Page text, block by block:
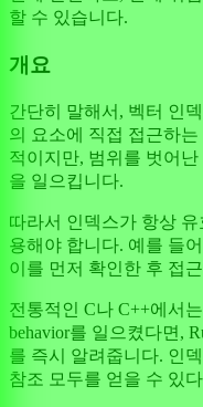
할 수 있습니다.
개요
간단히 말해서, 벡터 인
의 요소에 직접 접근하
적이지만, 범위를 벗어
을 일으킵니다.
따라서 인덱스가 항상
용해야 합니다. 예를 들
이를 먼저 확인한 후 접
전통적인 C나 C++에서
behavior를 일으켰다면,
를 즉시 알려줍니다. 인
참조 모두를 얻을 수 있